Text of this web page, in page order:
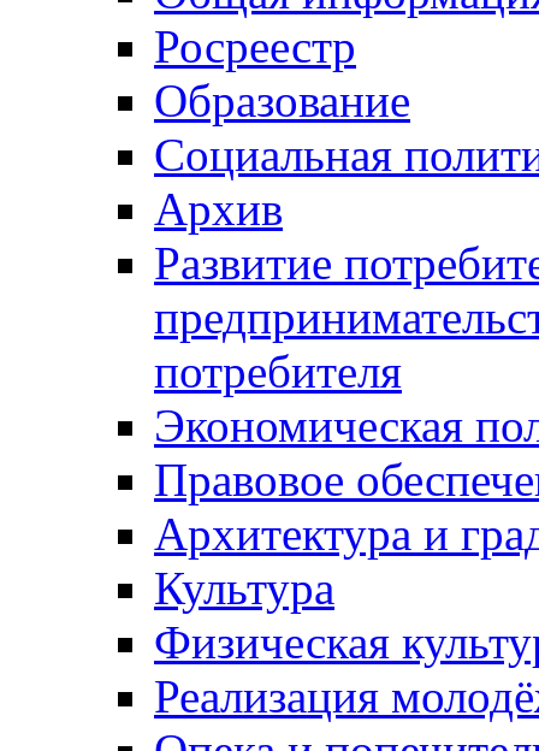
Росреестр
Образование
Социальная
Архив
Развитие
потребителя
Экономическая
Правовое
Архитектура и
Культура
Физическая
Реализация